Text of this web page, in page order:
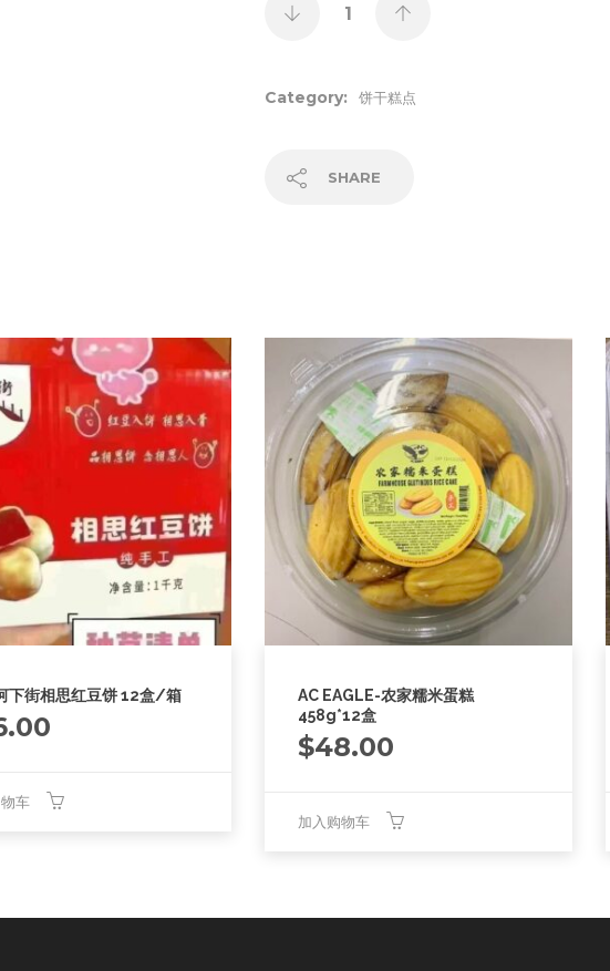
Category: 饼干糕点
SHARE
下街相思红豆饼 12盒/箱
车
AC EAGLE-农家糯米蛋糕
458g*12盒
$48.00
加入购物车